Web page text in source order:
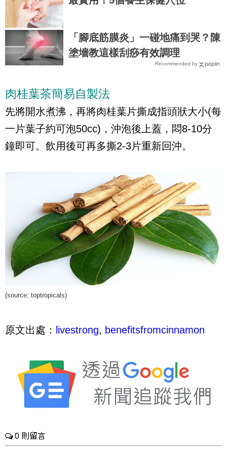
「腳底筋膜炎」一碰地痛到哭？陳
塗墻教這樣刮痧有效調理
Recommended by
肉桂葉茶簡易自製法
先將開水煮沸，再將肉桂葉片撕成指頭狀大小(每
一片葉子約可泡50cc)，沖泡後上蓋，悶8-10分
鐘即可。飲用後可再多撕2-3片重新回沖。
(source: toptropicals)
原文出處： livestrong, benefitsfromcinnamon